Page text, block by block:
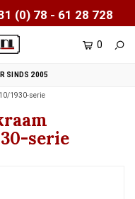
(0) 78 - 61 28 728
0
SINDS 2005
1930-serie
serie